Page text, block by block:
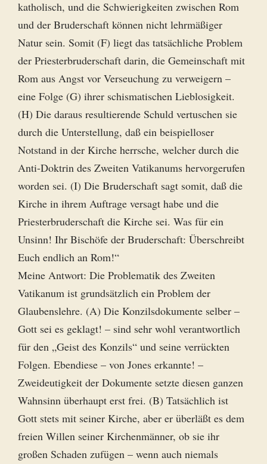
katholisch, und die Schwierigkeiten zwischen Rom
und der Bruderschaft können nicht lehrmäßiger
Natur sein. Somit (F) liegt das tatsächliche Problem
der Priesterbruderschaft darin, die Gemeinschaft mit
Rom aus Angst vor Verseuchung zu verweigern –
eine Folge (G) ihrer schismatischen Lieblosigkeit.
(H) Die daraus resultierende Schuld vertuschen sie
durch die Unterstellung, daß ein beispielloser
Notstand in der Kirche herrsche, welcher durch die
Anti-Doktrin des Zweiten Vatikanums hervorgerufen
worden sei. (I) Die Bruderschaft sagt somit, daß die
Kirche in ihrem Auftrage versagt habe und die
Priesterbruderschaft die Kirche sei. Was für ein
Unsinn! Ihr Bischöfe der Bruderschaft: Überschreibt
Euch endlich an Rom!“
Meine Antwort: Die Problematik des Zweiten
Vatikanum ist grundsätzlich ein Problem der
Glaubenslehre. (A) Die Konzilsdokumente selber –
Gott sei es geklagt! – sind sehr wohl verantwortlich
für den „Geist des Konzils“ und seine verrückten
Folgen. Ebendiese – von Jones erkannte! –
Zweideutigkeit der Dokumente setzte diesen ganzen
Wahnsinn überhaupt erst frei. (B) Tatsächlich ist
Gott stets mit seiner Kirche, aber er überläßt es dem
freien Willen seiner Kirchenmänner, ob sie ihr
großen Schaden zufügen – wenn auch niemals